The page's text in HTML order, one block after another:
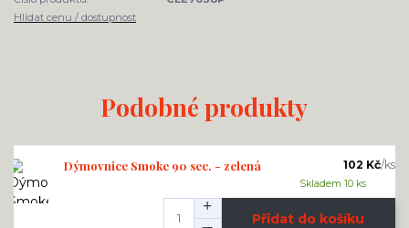
Hlídat cenu / dostupnost
Podobné produkty
Dýmovnice Smoke 90 sec. - zelená 102 Kč/ks
Skladem 10 ks
Přidat do košíku